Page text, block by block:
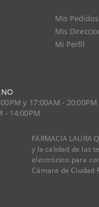
Mis Pedidos
Mis
Mi Perfil
y 17:00AM - 20:00PM
- 14:00PM
FARMACIA
y la calidad de las
electrónico para
Cámara de Ciudad